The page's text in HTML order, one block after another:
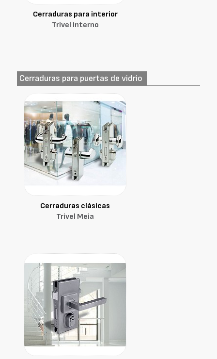
Cerraduras para interior
Trivel Interno
Cerraduras para puertas de vidrio
Cerraduras clásicas
Trivel Meia